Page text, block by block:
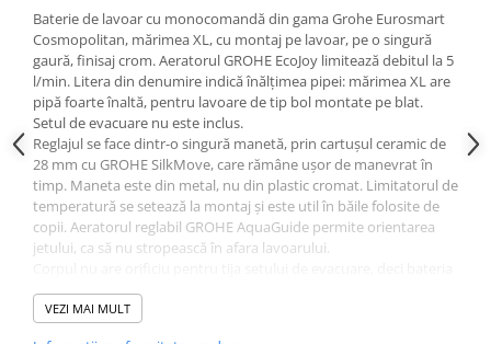
Filtrare si odorizare aer
Recuperatoare de caldura
Accesorii echipamente de
ventilatie si climatizare
Instalatii de apa si canalizare
Alimentare cu apa
Canalizare interioara
Canalizare exterioara
Canalizare pluviala
Distributie apa
Baterie de lavoar cu monocomandă din gama Grohe Eurosmart
Cosmopolitan, mărimea XL, cu montaj pe lavoar, pe o singură
gaură, finisaj crom. Aeratorul GROHE EcoJoy limitează debitul la 5
l/min. Litera din denumire indică înălțimea pipei: mărimea XL are
pipă foarte înaltă, pentru lavoare de tip bol montate pe blat.
Setul de evacuare nu este inclus.
Reglajul se face dintr-o singură manetă, prin cartușul ceramic de
28 mm cu GROHE SilkMove, care rămâne ușor de manevrat în
timp. Maneta este din metal, nu din plastic cromat. Limitatorul de
temperatură se setează la montaj și este util în băile folosite de
copii. Aeratorul reglabil GROHE AquaGuide permite orientarea
jetului, ca să nu stropească în afara lavoarului.
se folosește cu un ventil comandat separat sau cu un lavoar cu
preaplin liber. Setul de evacuare nu este inclus. Sistemul rapid de
VEZI MAI MULT